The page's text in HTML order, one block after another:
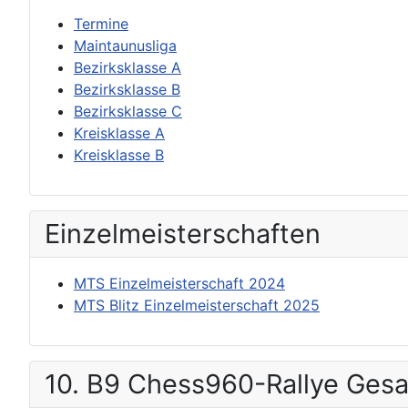
Termine
Maintaunusliga
Bezirksklasse A
Bezirksklasse B
Bezirksklasse C
Kreisklasse A
Kreisklasse B
Einzel­meisterschaften
MTS Einzelmeisterschaft 2024
MTS Blitz Einzelmeisterschaft 2025
10. B9 Chess960-Rallye